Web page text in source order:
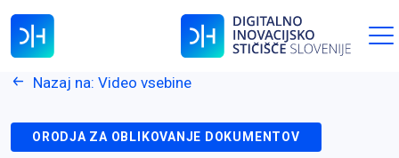
Nazaj na: Video vsebine
ORODJA ZA OBLIKOVANJE DOKUMENTOV